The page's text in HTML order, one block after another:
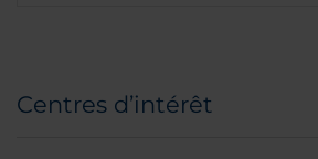
Centres d’intérêt